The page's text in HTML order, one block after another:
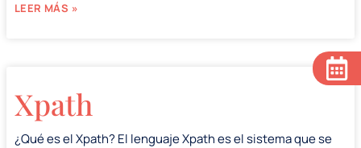
LEER MÁS »
Xpath
¿Qué es el Xpath? El lenguaje Xpath es el sistema que se